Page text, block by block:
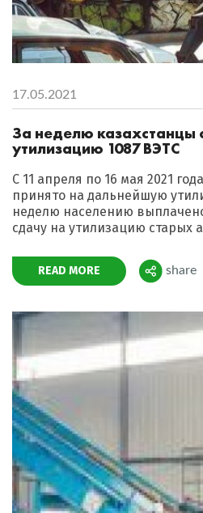
17.05.2021
За неделю казахстанцы
утилизацию 1087 ВЭТС
С 11 апреля по 16 мая 2021
принято на дальнейшую
неделю населению
сдачу на утилизацию старых
READ MORE share